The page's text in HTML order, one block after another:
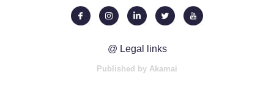
@ Legal links
Published by Akamai